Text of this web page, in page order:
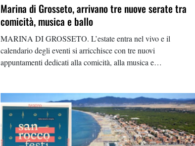
Marina di Grosseto, arrivano tre nuove serate tra
comicità, musica e ballo
MARINA DI GROSSETO. L’estate entra nel vivo e il
calendario degli eventi si arricchisce con tre nuovi
appuntamenti dedicati alla comicità, alla musica e